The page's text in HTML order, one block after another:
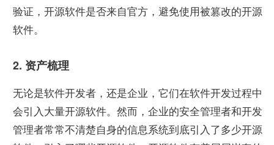
验证，开源软件是否来自官方，避免使用被篡改的开源
软件。
2. 资产梳理
无论是软件开发者，还是企业，它们在软件开发过程中
会引入大量开源软件。然而，企业的安全管理者和开发
管理者常常不清楚自身的信息系统到底引入了多少开源